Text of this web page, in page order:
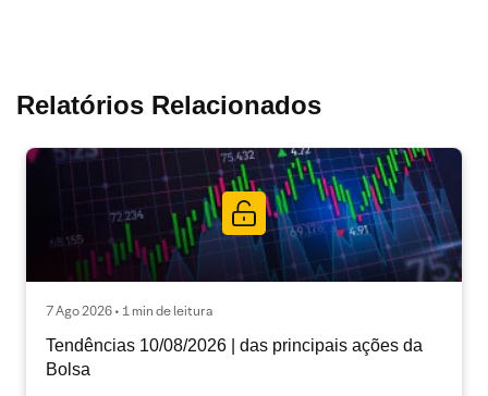
Relatórios Relacionados
7 Ago 2026 • 1 min de leitura
Tendências 10/08/2026 | das principais ações da
Bolsa